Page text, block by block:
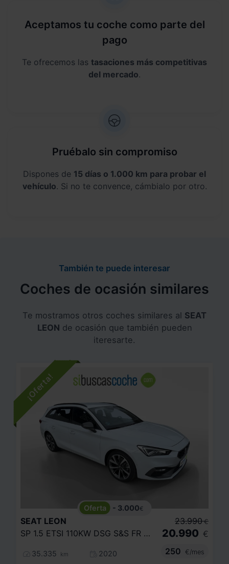
Aceptamos tu coche como parte del
pago
Te ofrecemos las tasaciones más competitivas
del mercado.
Pruébalo sin compromiso
Dispones de 15 días o 1.000 km para probar el
vehículo. Si no te convence, cámbialo por otro.
También te puede interesar
Coches de ocasión similares
Te mostramos otros coches similares al SEAT
LEON de ocasión que también pueden
iteresarte.
- 3.000€
SEAT LEON
SP 1.5 ETSI 110KW DSG S&S FR GO XL
35.335 km
2020
23.990 €
20.990 €
250
€/mes